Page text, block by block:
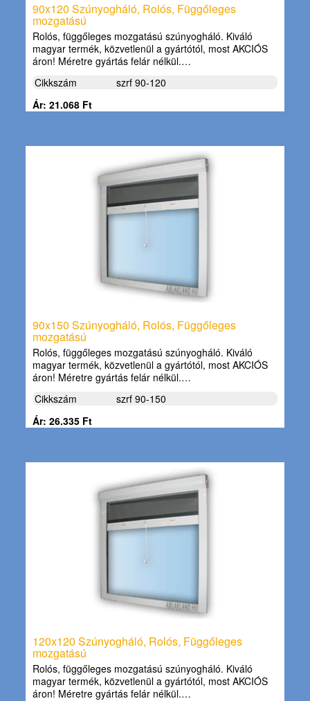
90x120 Szúnyogháló, Rolós, Függőleges
mozgatású
Rolós, függőleges mozgatású szúnyogháló. Kiváló
magyar termék, közvetlenül a gyártótól, most AKCIÓS
áron! Méretre gyártás felár nélkül.…
Cikkszám
szrf 90-120
Ár: 21.068 Ft
90x150 Szúnyogháló, Rolós, Függőleges
mozgatású
Rolós, függőleges mozgatású szúnyogháló. Kiváló
magyar termék, közvetlenül a gyártótól, most AKCIÓS
áron! Méretre gyártás felár nélkül.…
Cikkszám
szrf 90-150
Ár: 26.335 Ft
120x120 Szúnyogháló, Rolós, Függőleges
mozgatású
Rolós, függőleges mozgatású szúnyogháló. Kiváló
magyar termék, közvetlenül a gyártótól, most AKCIÓS
áron! Méretre gyártás felár nélkül.…